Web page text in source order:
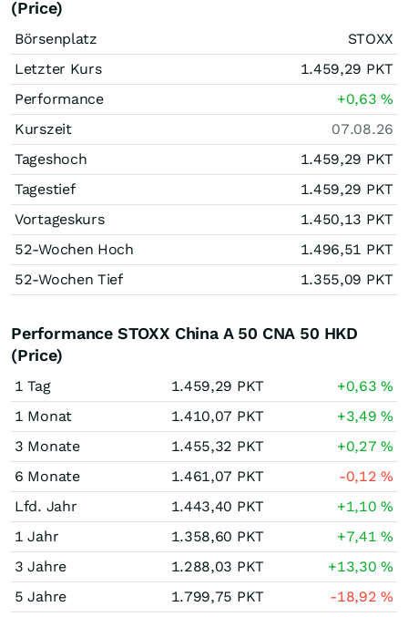
(Price)
Börsenplatz
STOXX
Letzter Kurs
1.459,29 PKT
Performance
+0,63%
Kurszeit
07.08.26
Tageshoch
1.459,29 PKT
Tagestief
1.459,29 PKT
Vortageskurs
1.450,13 PKT
52-Wochen Hoch
1.496,51 PKT
52-Wochen Tief
1.355,09 PKT
Performance STOXX China A 50 CNA 50 HKD
(Price)
1 Tag 1.459,29 PKT +0,63%
1 Monat
1.410,07 PKT +3,49%
3 Monate
1.455,32 PKT +0,27%
6 Monate
1.461,07 PKT -0,12%
Lfd. Jahr
1.443,40 PKT +1,10%
1 Jahr
1.358,60 PKT +7,41%
3 Jahre
1.288,03 PKT +13,30%
5 Jahre
1.799,75 PKT -18,92%